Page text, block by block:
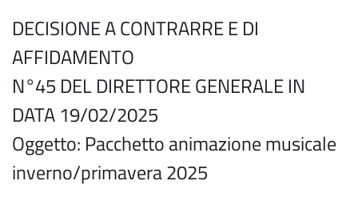
DECISIONE A CONTRARRE E DI
AFFIDAMENTO
N°45 DEL DIRETTORE GENERALE IN
DATA 19/02/2025
Oggetto: Pacchetto animazione musicale
inverno/primavera 2025